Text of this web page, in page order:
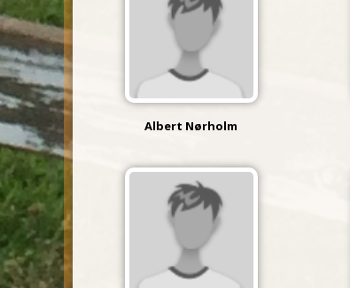
Albert Nørholm